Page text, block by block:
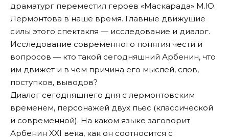
драматург переместил героев «Маскарада» М.Ю.
Лермонтова в наше время. Главные движущие
силы этого спектакля — исследование и диалог.
Исследование современного понятия чести и
вопросов — кто такой сегодняшний Арбенин, что
им движет и в чем причина его мыслей, слов,
поступков, выводов?
Диалог сегодняшнего дня с лермонтовским
временем, персонажей двух пьес (классической
и современной). На каком языке заговорит
Арбенин XXI века, как он соотносится с